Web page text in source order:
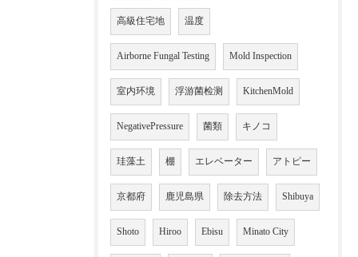
高級住宅地 温度
Airborne Fungal Testing Mold Inspection
室内环境 浮游菌检测 KitchenMold
NegativePressure 菌類 キノコ
珪藻土 棚 エレベーター アトピー
京都府 鹿児島県 除去方法 Shibuya
Shoto Hiroo Ebisu Minato City